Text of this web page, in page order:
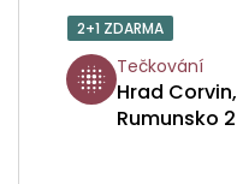
2+1 ZDARMA
Tečkování
Hrad Corvin,
Rumunsko 2